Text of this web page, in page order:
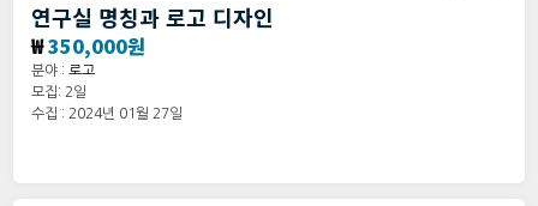
연구실 명칭과 로고 디자인
₩350,000원
분야 : 로고
모집: 2일
수집 : 2024년 01월 27일